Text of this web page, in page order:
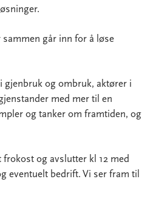
går inn for å løse
gjenbruk og ombruk, aktører i
med mer til en
og tanker om framtiden, og
og avslutter kl 12 med
eventuelt bedrift. Vi ser fram til